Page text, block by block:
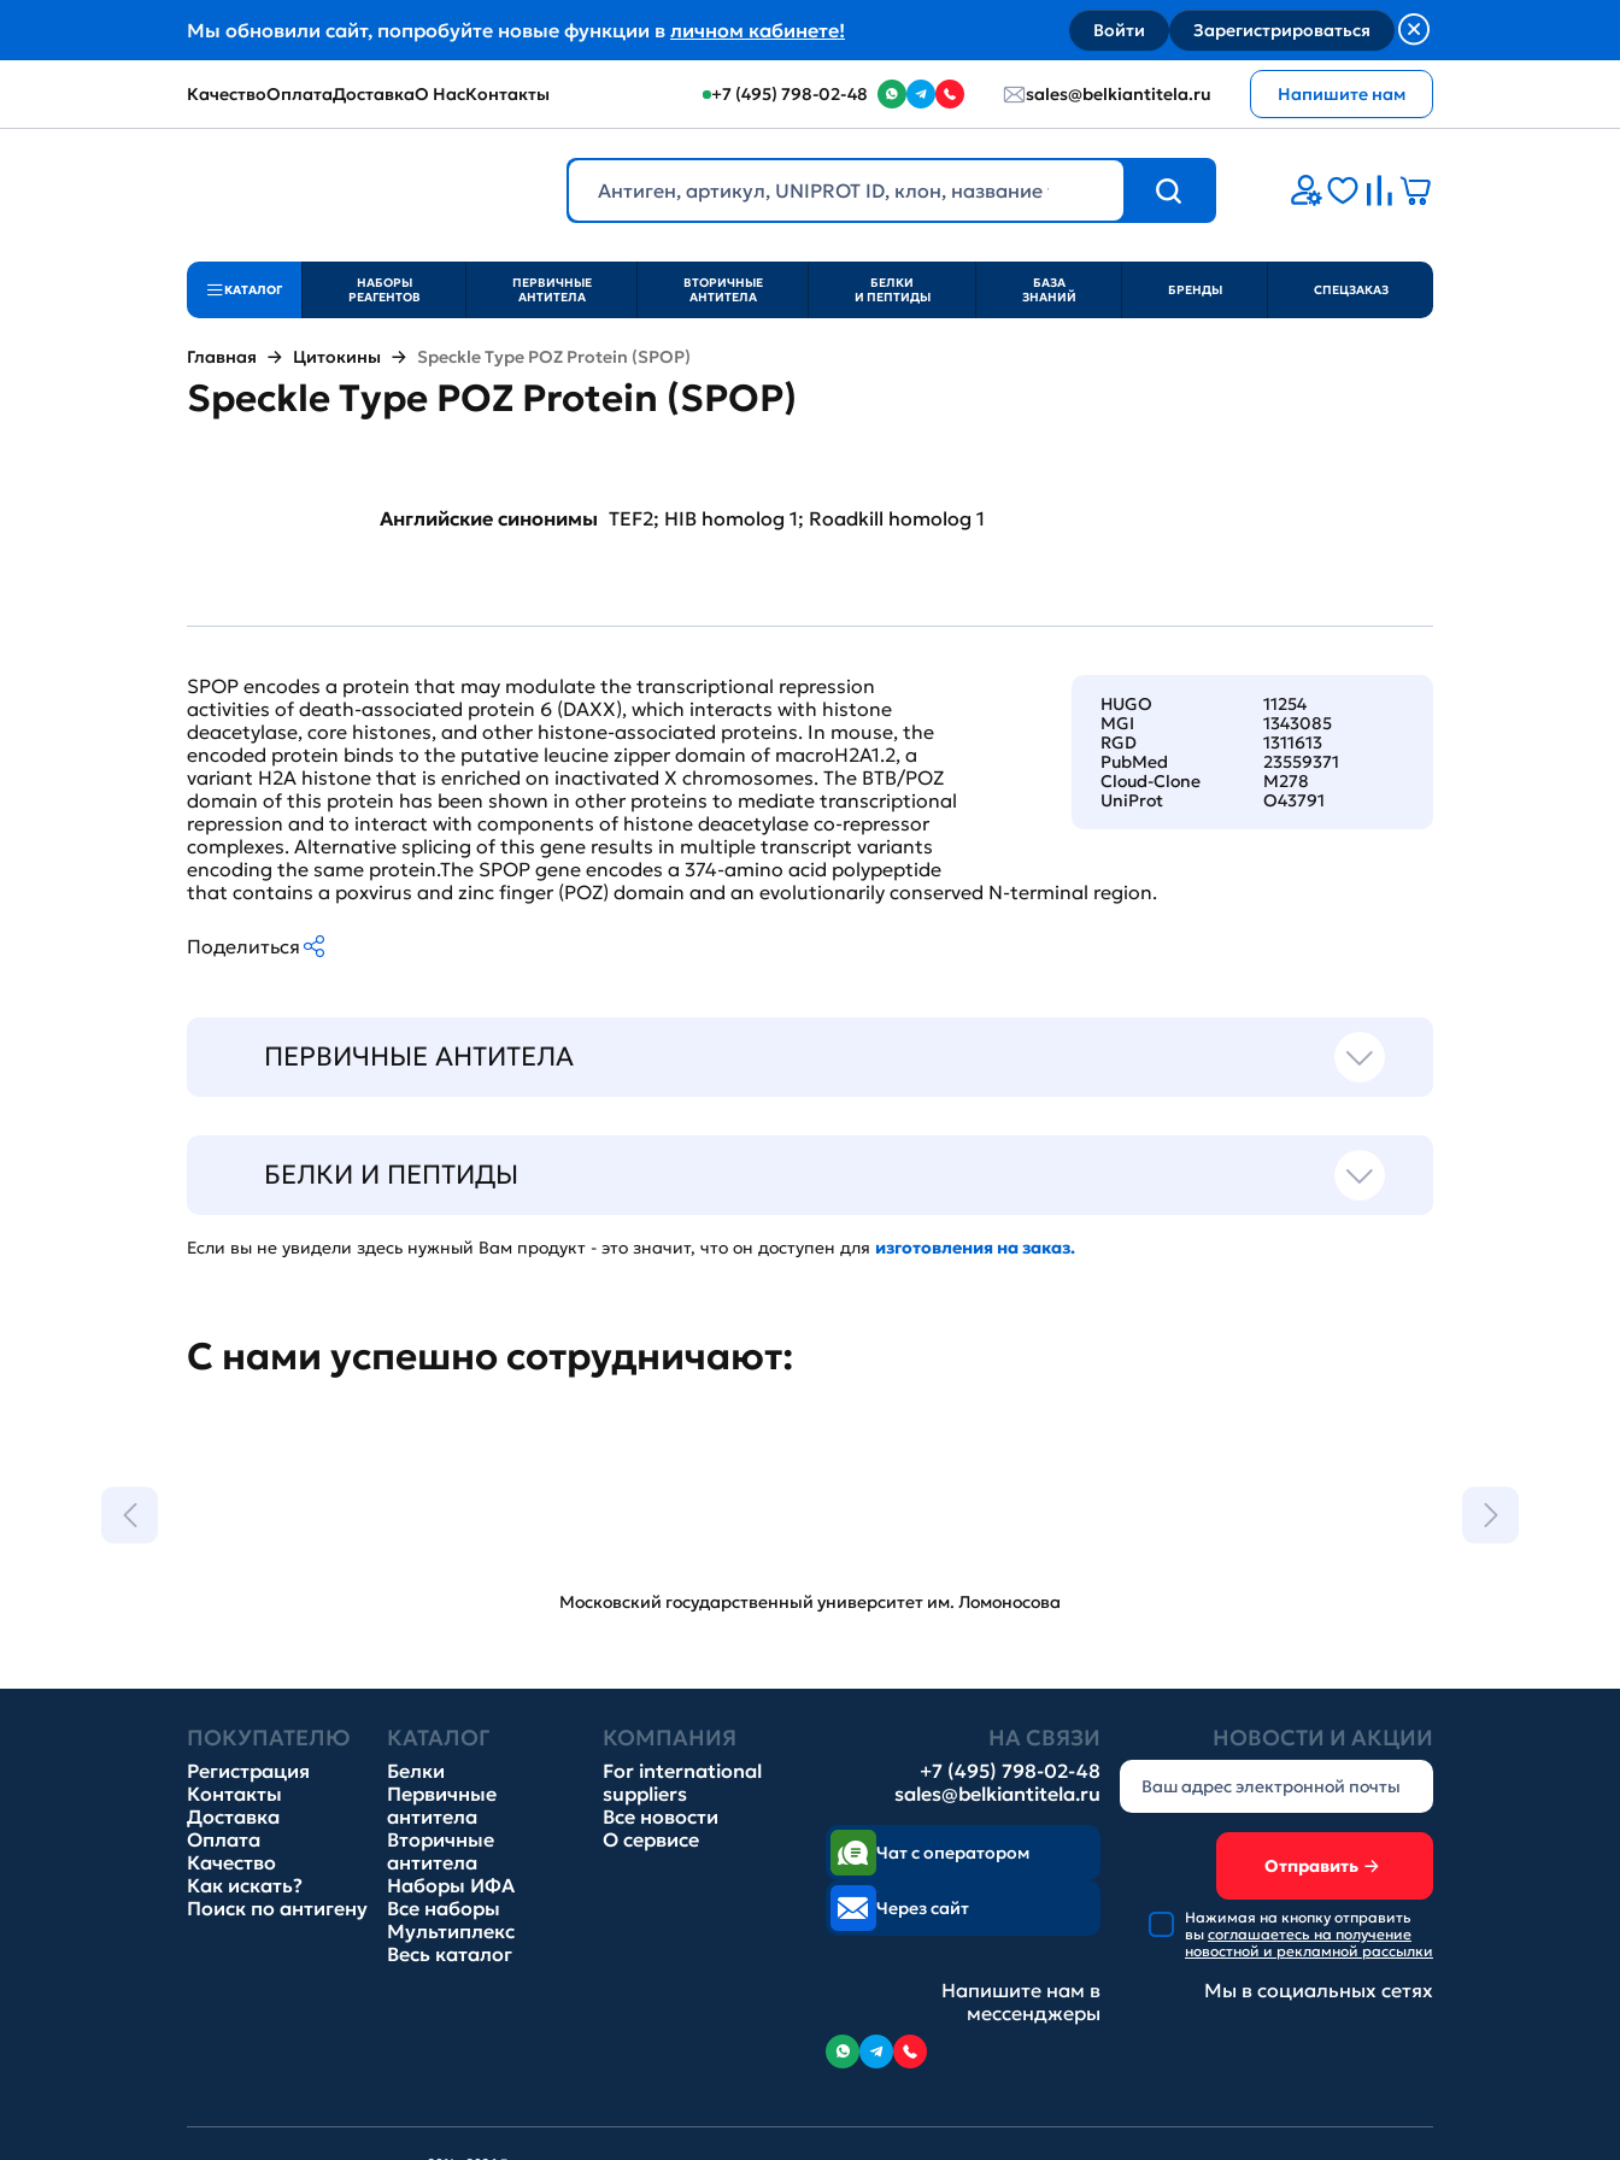
Мы обновили сайт, попробуйте новые функции в личном кабинете! Войти Зарегистрироваться
КачествоОплатаДоставкаО НасКонтакты +7 (495) 798-02-48 sales@belkiantitela.ru Напишите нам
КАТАЛОГ
НАБОРЫ
РЕАГЕНТОВ
ПЕРВИЧНЫЕ
АНТИТЕЛА
ВТОРИЧНЫЕ
АНТИТЕЛА
БЕЛКИ
И ПЕПТИДЫ
БАЗА
ЗНАНИЙ
БРЕНДЫ СПЕЦЗАКАЗ
Главная Цитокины Speckle Type POZ Protein (SPOP)
Speckle Type POZ Protein (SPOP)
Английские синонимы TEF2; HIB homolog 1; Roadkill homolog 1
HUGO
11254
MGI
1343085
RGD
1311613
PubMed
23559371
Cloud-Clone
M278
UniProt
O43791
SPOP encodes a protein that may modulate the transcriptional repression
activities of death-associated protein 6 (DAXX), which interacts with histone
deacetylase, core histones, and other histone-associated proteins. In mouse, the
encoded protein binds to the putative leucine zipper domain of macroH2A1.2, a
variant H2A histone that is enriched on inactivated X chromosomes. The BTB/POZ
domain of this protein has been shown in other proteins to mediate transcriptional
repression and to interact with components of histone deacetylase co-repressor
complexes. Alternative splicing of this gene results in multiple transcript variants
encoding the same protein.The SPOP gene encodes a 374-amino acid polypeptide
that contains a poxvirus and zinc finger (POZ) domain and an evolutionarily conserved N-terminal region.
Поделиться
ПЕРВИЧНЫЕ АНТИТЕЛА
БЕЛКИ И ПЕПТИДЫ
Если вы не увидели здесь нужный Вам продукт - это значит, что он доступен для изготовления на заказ.
С нами успешно сотрудничают:
Московский государственный университет им. Ломоносова
ПОКУПАТЕЛЮ
Регистрация
Контакты
Доставка
Оплата
Качество
Как искать?
Поиск по антигену
КАТАЛОГ
Белки
Первичные
антитела
Вторичные
антитела
Наборы ИФА
Все наборы
Мультиплекс
Весь каталог
КОМПАНИЯ
For international
suppliers
Все новости
О сервисе
НА СВЯЗИ
+7 (495) 798-02-48
sales@belkiantitela.ru
НОВОСТИ И АКЦИИ
Отправить
Нажимая на кнопку отправить
вы соглашаетесь на получение
новостной и рекламной рассылки
Чат с оператором
Через сайт
Напишите нам в
мессенджеры
Мы в социальных сетях